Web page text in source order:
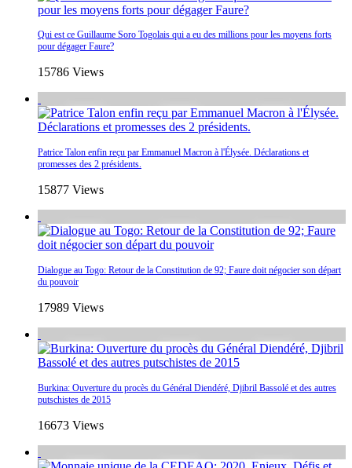
Qui est ce Guillaume Soro Togolais qui a eu des millions pour les moyens forts
pour dégager Faure?
15786 Views
Patrice Talon enfin reçu par Emmanuel Macron à l'Élysée. Déclarations et
promesses des 2 présidents.
15877 Views
Dialogue au Togo: Retour de la Constitution de 92; Faure doit négocier son départ
du pouvoir
17989 Views
Burkina: Ouverture du procès du Général Diendéré, Djibril Bassolé et des autres
putschistes de 2015
16673 Views